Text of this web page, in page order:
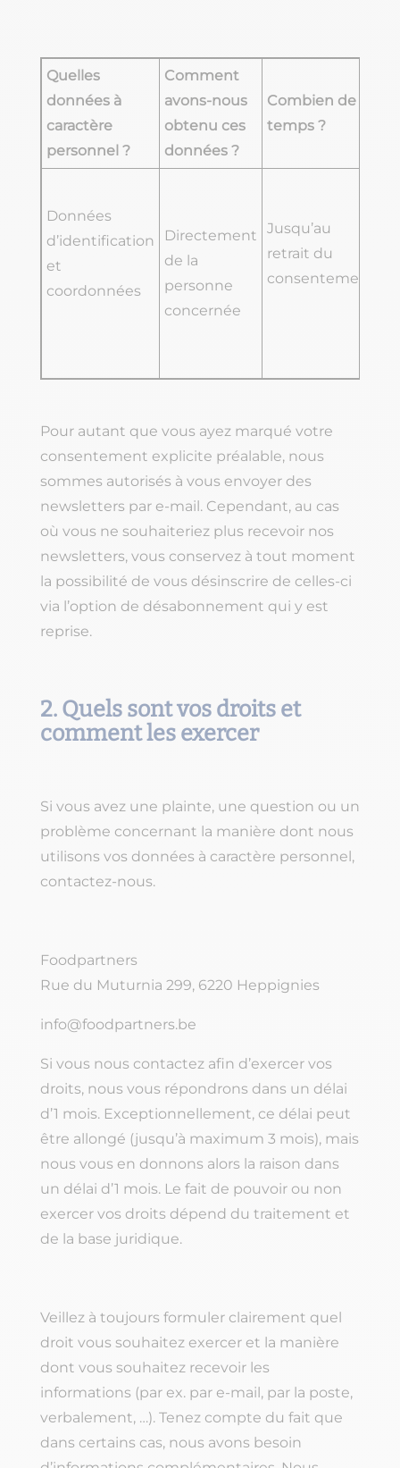
Quelles
données à
caractère
personnel ?
Comment
avons-nous
obtenu ces
données ?
Combien de
temps ?
Données
d’identification
et
coordonnées
Directement
de la
personne
concernée
Jusqu’au
retrait du
consentement
Pour autant que vous ayez marqué votre
consentement explicite préalable, nous
sommes autorisés à vous envoyer des
newsletters par e-mail. Cependant, au cas
où vous ne souhaiteriez plus recevoir nos
newsletters, vous conservez à tout moment
la possibilité de vous désinscrire de celles-ci
via l’option de désabonnement qui y est
reprise.
2. Quels sont vos droits et
comment les exercer
Si vous avez une plainte, une question ou un
problème concernant la manière dont nous
utilisons vos données à caractère personnel,
contactez-nous.
Foodpartners
Rue du Muturnia 299, 6220 Heppignies
info@foodpartners.be
Si vous nous contactez afin d’exercer vos
droits, nous vous répondrons dans un délai
d’1 mois. Exceptionnellement, ce délai peut
être allongé (jusqu’à maximum 3 mois), mais
nous vous en donnons alors la raison dans
un délai d’1 mois. Le fait de pouvoir ou non
exercer vos droits dépend du traitement et
de la base juridique.
Veillez à toujours formuler clairement quel
droit vous souhaitez exercer et la manière
dont vous souhaitez recevoir les
informations (par ex. par e-mail, par la poste,
verbalement, …). Tenez compte du fait que
dans certains cas, nous avons besoin